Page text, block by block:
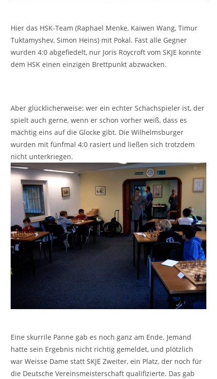
Hier das HSK-Team (Raphael Menke, Kaiwen Wang, Timur
Tuktamyshev, Simon Heins) mit Pokal. Fast alle Gegner
wurden 4:0 abgefiedelt, nur Joris Roycroft vom SKJE konnte
dem HSK einen einzigen Brettpunkt abzwacken.
Aber glücklicherweise: wer ein echter Schachspieler ist, der
spielt auch gerne, wenn er schon vorher weiß, dass es
mächtig eins auf die Glocke gibt. Die Wilhelmsburger
wurden mit fünfmal 4:0 rasiert und ließen sich trotzdem
nicht unterkriegen.
Eine skurrile Panne gab es noch ganz am Ende. Jemand
hatte sein Ergebnis nicht richtig gemeldet, und plötzlich
war Weisse Dame statt SKJE Zweiter, ein Platz, der noch für
die Deutsche Vereinsmeisterschaft qualifizierte. Das gab